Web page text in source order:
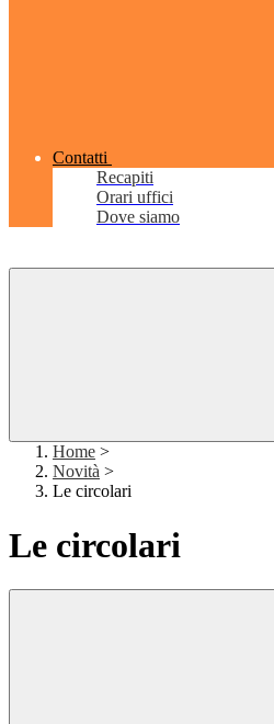
Contatti
Recapiti
Orari uffici
Dove siamo
Home >
Novità >
Le circolari
Le circolari